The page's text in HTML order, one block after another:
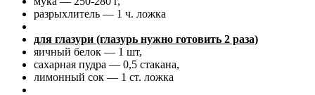
разрыхлитель — 1 ч. ложка
для глазури (глазурь нужно готовить 2 раза)
яичный белок — 1 шт,
сахарная пудра — 0,5 стакана,
лимонный сок — 1 ст. ложка